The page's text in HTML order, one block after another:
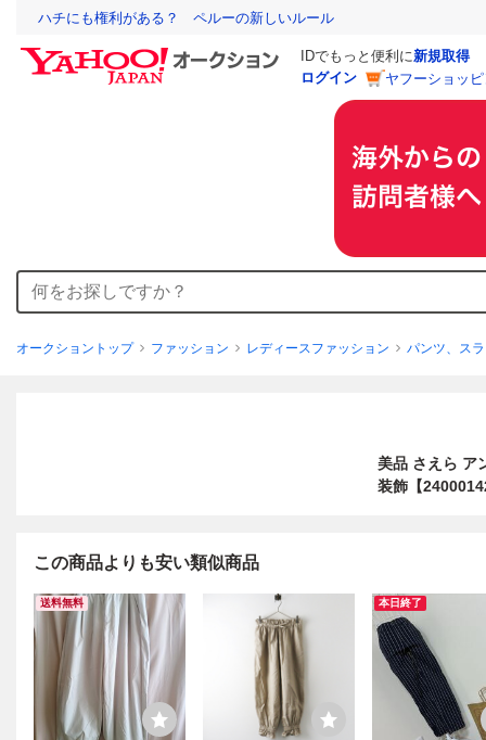
ハチにも権利がある？ ペルーの新しいルール
IDでもっと便利に新規取得
ログイン
ヤフーショッ
オークショントップ ファッション レディースファッション パンツ、ス
美品 さえら ア
装飾【
この商品よりも安い類似商品
送料無料 本日終了